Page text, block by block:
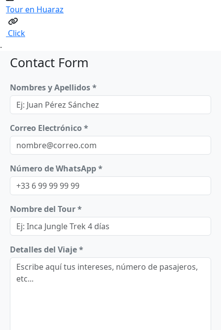
Tour en Huaraz
Click
.
Contact Form
Nombres y Apellidos *
Correo Electrónico *
Número de WhatsApp *
Nombre del Tour *
Detalles del Viaje *